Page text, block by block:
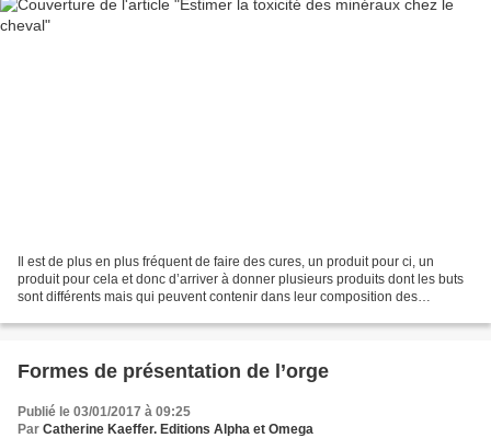
Il est de plus en plus fréquent de faire des cures, un produit pour ci, un
produit pour cela et donc d’arriver à donner plusieurs produits dont les buts
sont différents mais qui peuvent contenir dans leur composition des
Formes de présentation de l’orge
Publié le 03/01/2017 à 09:25
Par Catherine Kaeffer. Editions Alpha et Omega